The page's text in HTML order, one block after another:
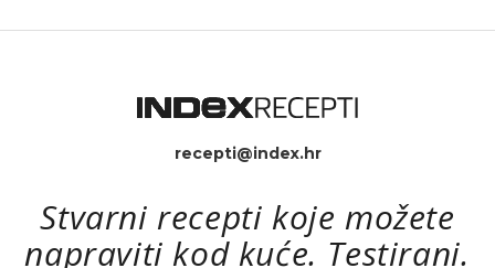
recepti@index.hr
Stvarni recepti koje možete
napraviti kod kuće. Testirani.